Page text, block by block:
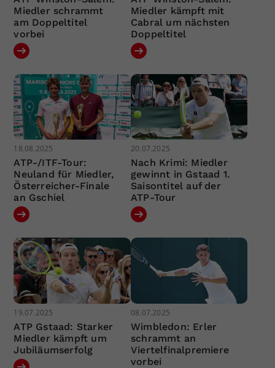
Miedler schrammt
am Doppeltitel
vorbei
Miedler kämpft mit
Cabral um nächsten
Doppeltitel
18.08.2025
ATP-/ITF-Tour:
Neuland für Miedler,
Österreicher-Finale
an Gschiel
20.07.2025
Nach Krimi: Miedler
gewinnt in Gstaad 1.
Saisontitel auf der
ATP-Tour
19.07.2025
ATP Gstaad: Starker
Miedler kämpft um
Jubiläumserfolg
08.07.2025
Wimbledon: Erler
schrammt an
Viertelfinalpremiere
vorbei